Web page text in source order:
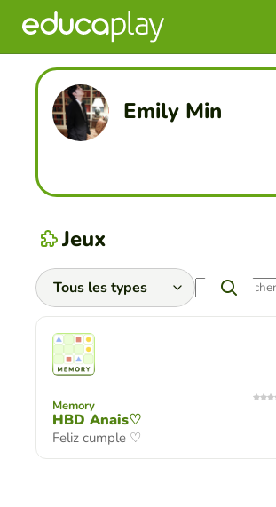
Emily Min
Jeux
Memory
HBD Anais♡
Feliz cumple ♡